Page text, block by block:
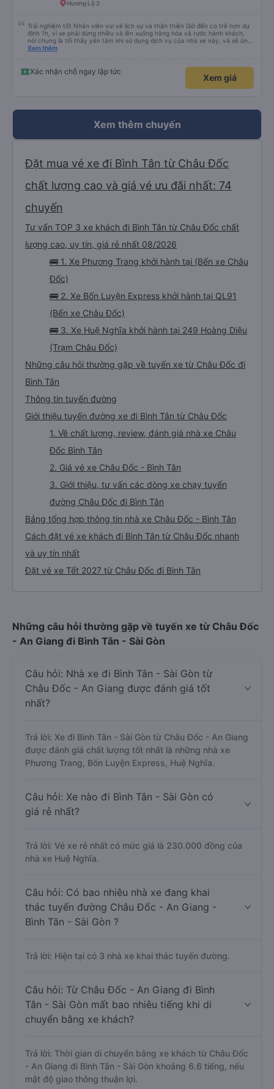
Hương Lộ 2
Trải nghiệm tốt Nhân viên vui vẻ lịch sự và thân thiện Giờ đến có trễ hơn dự
định 1h, vì xe phải dừng nhiều và lên xuống hàng hóa và rước hành khách,
nói chung là tối thấy yên tâm khi sử dụng dịch vụ của nhà xe này, và sẽ ủng
hộ và giới thiệu cho người thân sử dụng dịch vụ của nhà xe này
Xem thêm
Xác nhận chỗ ngay lập tức
Xem giá
Xem thêm chuyến
Đặt mua vé xe đi Bình Tân từ Châu Đốc
chất lượng cao và giá vé ưu đãi nhất: 74
chuyến
Tư vấn TOP 3 xe khách đi Bình Tân từ Châu Đốc chất
lượng cao, uy tín, giá rẻ nhất 08/2026
🚌 1. Xe Phương Trang khởi hành tại (Bến xe Châu
Đốc)
🚌 2. Xe Bốn Luyện Express khởi hành tại QL91
(Bến xe Châu Đốc)
🚌 3. Xe Huệ Nghĩa khởi hành tại 249 Hoàng Diệu
(Trạm Châu Đốc)
Những câu hỏi thường gặp về tuyến xe từ Châu Đốc đi
Bình Tân
Thông tin tuyến đường
Giới thiệu tuyến đường xe đi Bình Tân từ Châu Đốc
1. Về chất lượng, review, đánh giá nhà xe Châu
Đốc Bình Tân
2. Giá vé xe Châu Đốc - Bình Tân
3. Giới thiệu, tư vấn các dòng xe chạy tuyến
đường Châu Đốc đi Bình Tân
Bảng tổng hợp thông tin nhà xe Châu Đốc - Bình Tân
Cách đặt vé xe khách đi Bình Tân từ Châu Đốc nhanh
và uy tín nhất
Đặt vé xe Tết 2027 từ Châu Đốc đi Bình Tân
Những câu hỏi thường gặp về tuyến xe từ Châu Đốc
- An Giang đi Bình Tân - Sài Gòn
Câu hỏi: Nhà xe đi Bình Tân - Sài Gòn từ
Châu Đốc - An Giang được đánh giá tốt
nhất?
Trả lời: Xe đi Bình Tân - Sài Gòn từ Châu Đốc - An Giang
được đánh giá chất lượng tốt nhất là những nhà xe
Phương Trang, Bốn Luyện Express, Huệ Nghĩa.
Câu hỏi: Xe nào đi Bình Tân - Sài Gòn có
giá rẻ nhất?
Trả lời: Vé xe rẻ nhất có mức giá là 230.000 đồng của
nhà xe Huệ Nghĩa.
Câu hỏi: Có bao nhiêu nhà xe đang khai
thác tuyến đường Châu Đốc - An Giang -
Bình Tân - Sài Gòn ?
Trả lời: Hiện tại có 3 nhà xe khai thác tuyến đường.
Câu hỏi: Từ Châu Đốc - An Giang đi Bình
Tân - Sài Gòn mất bao nhiêu tiếng khi di
chuyển bằng xe khách?
Trả lời: Thời gian di chuyển bằng xe khách từ Châu Đốc
- An Giang đi Bình Tân - Sài Gòn khoảng 6.6 tiếng, nếu
mật độ giao thông thuận lợi.